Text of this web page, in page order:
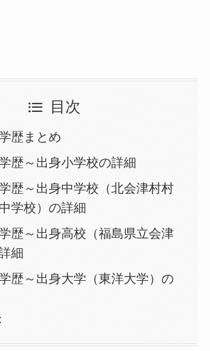
目次
歴まとめ
歴～出身小学校の詳細
歴～出身中学校（北会津村村
学校）の詳細
歴～出身高校（福島県立会津
細
歴～出身大学（東洋大学）の